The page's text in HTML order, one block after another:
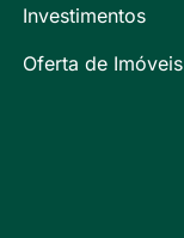
Investimentos
Oferta de Imóveis